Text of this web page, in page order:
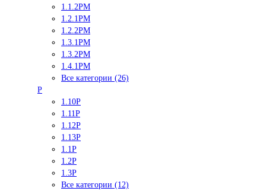
1.1.2PM
1.2.1PM
1.2.2PM
1.3.1PM
1.3.2PM
1.4.1PM
Все категории (26)
P
1.10P
1.11P
1.12P
1.13P
1.1P
1.2P
1.3P
Все категории (12)